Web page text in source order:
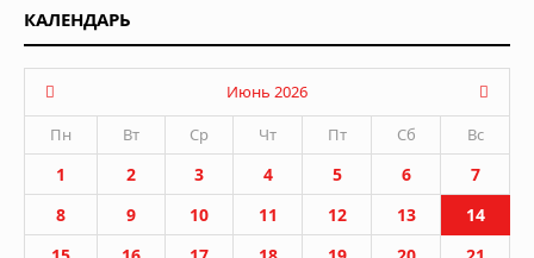
КАЛЕНДАРЬ
Июнь 2026
Пн
Вт Ср Чт Пт Сб Вс
1 2 3 4 5 6
7
8
9 10 11 12 13
14